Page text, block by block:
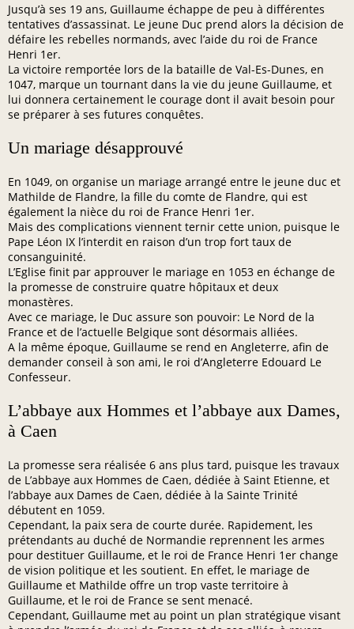
Jusqu’à ses 19 ans, Guillaume échappe de peu à différentes
tentatives d’assassinat. Le jeune Duc prend alors la décision de
défaire les rebelles normands, avec l’aide du roi de France
Henri 1er.
La victoire remportée lors de la bataille de Val-Es-Dunes, en
1047, marque un tournant dans la vie du jeune Guillaume, et
lui donnera certainement le courage dont il avait besoin pour
se préparer à ses futures conquêtes.
Un mariage désapprouvé
En 1049, on organise un mariage arrangé entre le jeune duc et
Mathilde de Flandre, la fille du comte de Flandre, qui est
également la nièce du roi de France Henri 1er.
Mais des complications viennent ternir cette union, puisque le
Pape Léon IX l’interdit en raison d’un trop fort taux de
consanguinité.
L’Eglise finit par approuver le mariage en 1053 en échange de
la promesse de construire quatre hôpitaux et deux
monastères.
Avec ce mariage, le Duc assure son pouvoir: Le Nord de la
France et de l’actuelle Belgique sont désormais alliées.
A la même époque, Guillaume se rend en Angleterre, afin de
demander conseil à son ami, le roi d’Angleterre Edouard Le
Confesseur.
L’abbaye aux Hommes et l’abbaye aux Dames,
à Caen
La promesse sera réalisée 6 ans plus tard, puisque les travaux
de L’abbaye aux Hommes de Caen, dédiée à Saint Etienne, et
l’abbaye aux Dames de Caen, dédiée à la Sainte Trinité
débutent en 1059.
Cependant, la paix sera de courte durée. Rapidement, les
prétendants au duché de Normandie reprennent les armes
pour destituer Guillaume, et le roi de France Henri 1er change
de vision politique et les soutient. En effet, le mariage de
Guillaume et Mathilde offre un trop vaste territoire à
Guillaume, et le roi de France se sent menacé.
Cependant, Guillaume met au point un plan stratégique visant